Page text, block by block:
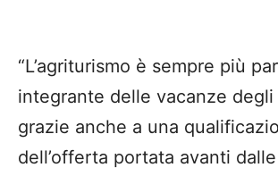
“L’agriturismo è sempre più
integrante delle vacanze degli
grazie anche a una
dell’offerta portata avanti